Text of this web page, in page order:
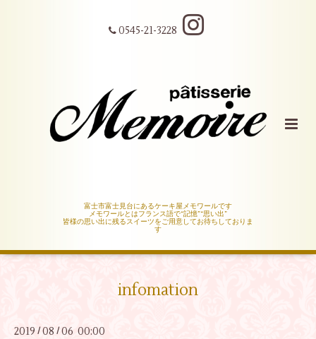
0545-21-3228
富士市富士見台にあるケーキ屋メモワールです
メモワールとはフランス語で“記憶”“思い出”
皆様の思い出に残るスイーツをご用意してお待ちしておりま
す
infomation
2019 /08 /06 00:00